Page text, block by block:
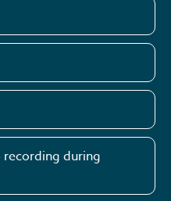
during